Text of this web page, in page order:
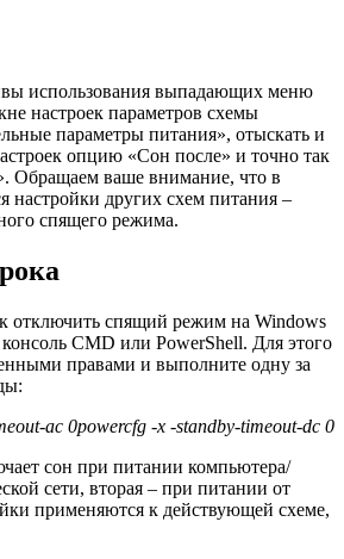
использования выпадающих меню
настроек параметров схемы
параметры питания», отыскать и
опцию «Сон после» и точно так
Обращаем ваше внимание, что в
настройки других схем питания –
спящего режима.
отключить спящий режим на Windows
CMD или PowerShell. Для этого
правами и выполните одну за
ac 0powercfg -x -standby-timeout-dc 0
сон при питании компьютера/
сети, вторая – при питании от
применяются к действующей схеме,